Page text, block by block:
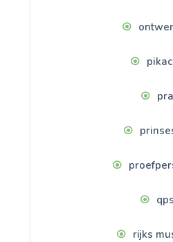
pra
qps
rijks